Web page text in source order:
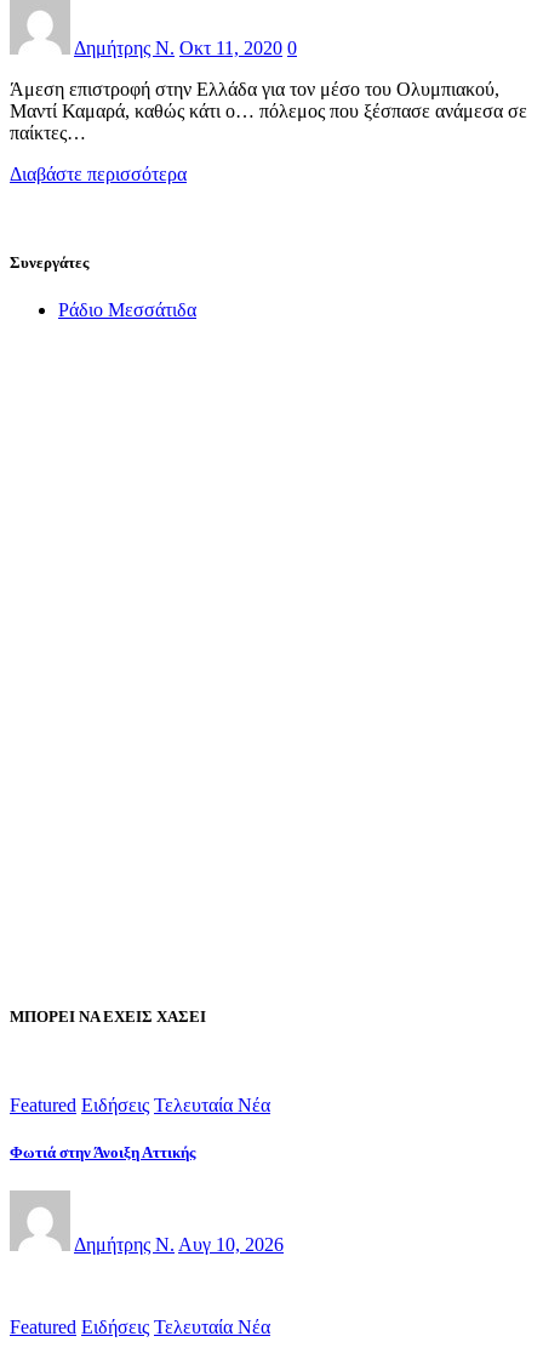
Δημήτρης Ν. Οκτ 11, 2020 0
Άμεση επιστροφή στην Ελλάδα για τον μέσο του Ολυμπιακού,
Μαντί Καμαρά, καθώς κάτι ο… πόλεμος που ξέσπασε ανάμεσα σε
παίκτες…
Διαβάστε περισσότερα
Συνεργάτες
Ράδιο Μεσσάτιδα
ΜΠΟΡΕΙ ΝΑ ΕΧΕΙΣ ΧΑΣΕΙ
Featured Ειδήσεις Τελευταία Νέα
Φωτιά στην Άνοιξη Αττικής
Δημήτρης Ν. Αυγ 10, 2026
Featured Ειδήσεις Τελευταία Νέα